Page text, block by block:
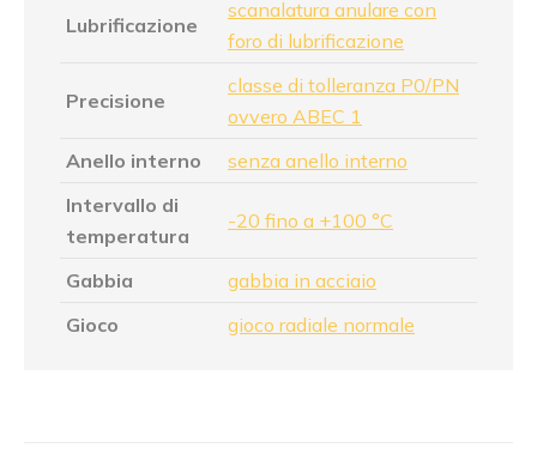
Lubrificazione
scanalatura anulare con
foro di lubrificazione
Precisione
classe di tolleranza P0/PN
ovvero ABEC 1
Anello interno
senza anello interno
Intervallo di
temperatura
-20 fino a +100 °C
Gabbia
gabbia in acciaio
Gioco
gioco radiale normale